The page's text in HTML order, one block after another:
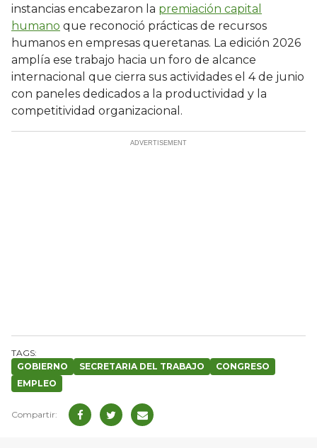
instancias encabezaron la premiación capital
humano que reconoció prácticas de recursos
humanos en empresas queretanas. La edición 2026
amplía ese trabajo hacia un foro de alcance
internacional que cierra sus actividades el 4 de junio
con paneles dedicados a la productividad y la
competitividad organizacional.
GOBIERNO SECRETARIA DEL TRABAJO
CONGRESO
EMPLEO